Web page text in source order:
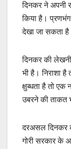
दिनकर ने अपनी
किया है।
देखा जा सकता
दिनकर की लेखनी
भी है। निराशा
क्षुब्धता है तो
उबरने की ताकत
दरअसल दिनकर
गोरी सरकार के